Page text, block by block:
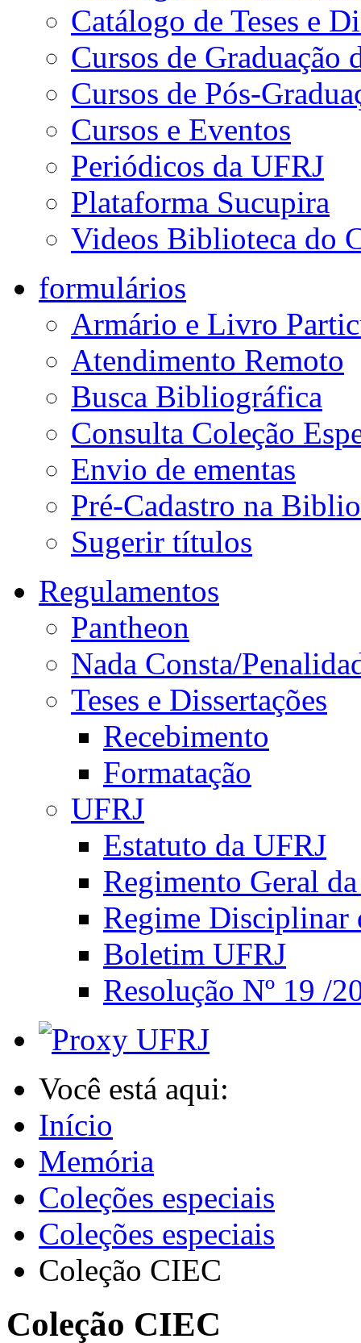
Catálogo de Teses e
Cursos de Graduação
Cursos de Pós-
Cursos e Eventos
Periódicos da UFRJ
Plataforma Sucupira
Videos Biblioteca do
formulários
Armário e Livro
Atendimento Remoto
Busca Bibliográfica
Consulta Coleção
Envio de ementas
Pré-Cadastro na
Sugerir títulos
Regulamentos
Pantheon
Nada Consta/
Teses e Dissertações
Recebimento
Formatação
UFRJ
Estatuto da UFRJ
Regimento Geral
Regime Disciplinar
Boletim UFRJ
Resolução Nº 19 /
Você está aqui:
Início
Memória
Coleções especiais
Coleções especiais
Coleção CIEC
Coleção CIEC